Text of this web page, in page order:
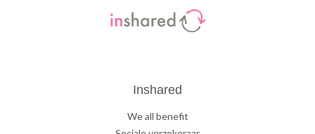
Inshared
We all benefit